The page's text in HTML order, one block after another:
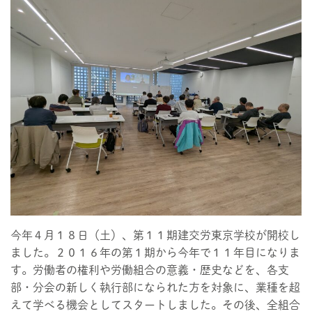
今年４月１８日（土）、第１１期建交労東京学校が開校し
ました。２０１６年の第１期から今年で１１年目になりま
す。労働者の権利や労働組合の意義・歴史などを、各支
部・分会の新しく執行部になられた方を対象に、業種を超
えて学べる機会としてスタートしました。その後、全組合